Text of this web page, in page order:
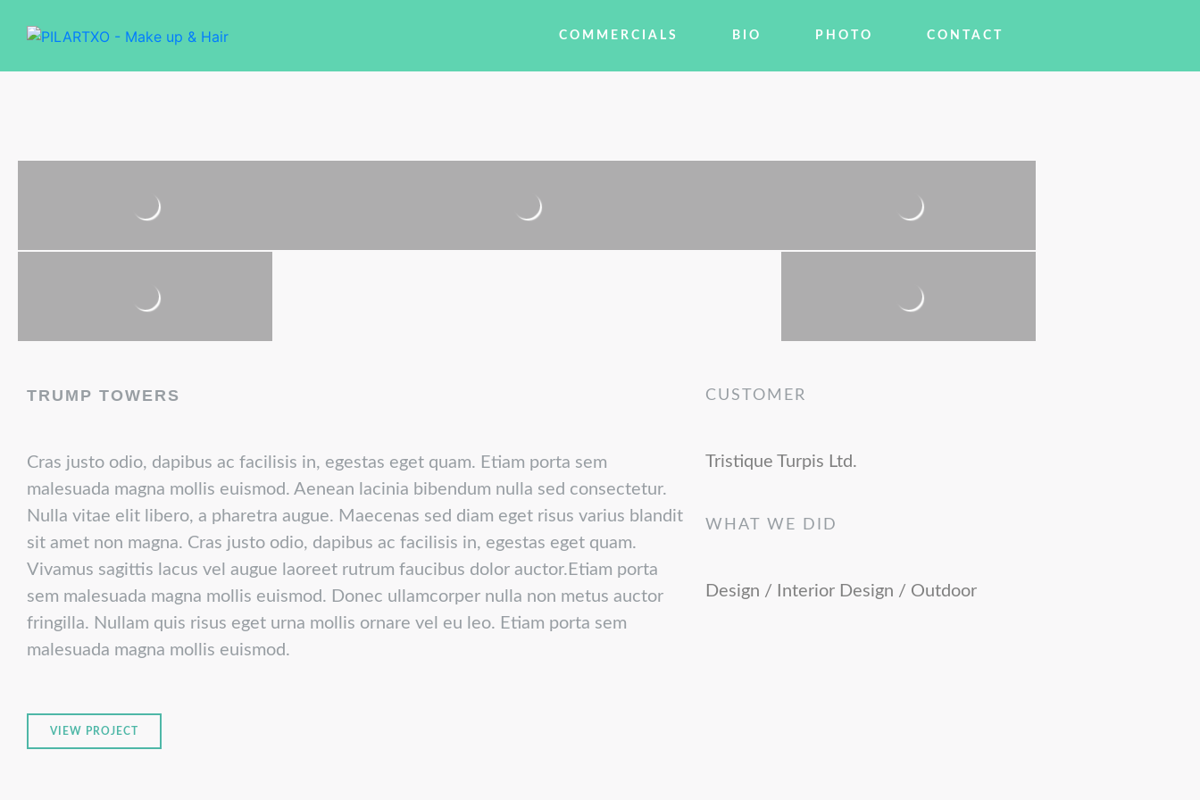
COMMERCIALS BIO PHOTO CONTACT
TRUMP TOWERS
Cras justo odio, dapibus ac facilisis in, egestas eget quam. Etiam porta sem
malesuada magna mollis euismod. Aenean lacinia bibendum nulla sed consectetur.
Nulla vitae elit libero, a pharetra augue. Maecenas sed diam eget risus varius blandit
sit amet non magna. Cras justo odio, dapibus ac facilisis in, egestas eget quam.
Vivamus sagittis lacus vel augue laoreet rutrum faucibus dolor auctor.Etiam porta
sem malesuada magna mollis euismod. Donec ullamcorper nulla non metus auctor
fringilla. Nullam quis risus eget urna mollis ornare vel eu leo. Etiam porta sem
malesuada magna mollis euismod.
VIEW PROJECT
CUSTOMER
Tristique Turpis Ltd.
WHAT WE DID
Design / Interior Design / Outdoor